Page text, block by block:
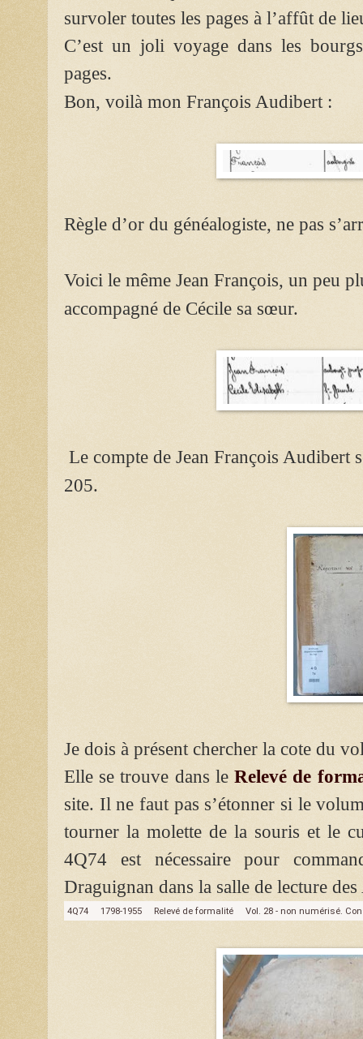
survoler toutes les pages à l’affût de
C’est un joli voyage dans les
pages.
Bon, voilà mon François Audibert :
Règle d’or du généalogiste, ne pas
Voici le même Jean François, un peu
accompagné de Cécile sa sœur.
Le compte de Jean François Audibert
205.
Je dois à présent chercher la cote du
Elle se trouve dans leRelevé de
site. Il ne faut pas s’étonner si le
tourner la molette de la souris et le
4Q74 est nécessaire pour
Draguignan dans la salle de lecture
4Q74 1798-1955 Relevé de formalité Vol. 28 - non numérisé.